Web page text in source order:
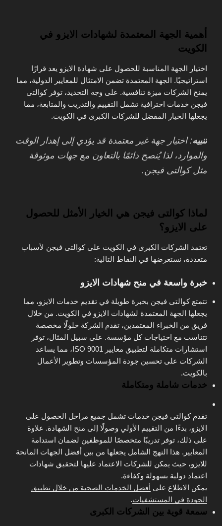
أهمية الجهة المعتمدة لشهادات الايزو في
الكويت
اختيار الجهة المناسبة للحصول على شهادة الايزو يعد قرارًا
استراتيجيًا. الجهة المعتمدة تضمن الامتثال للمعايير الدولية، مما
يمنح الشركات ميزة تنافسية. على وجه التحديد، توفر كوالتى
فيجن خدمات احترافية تشمل التقييم والتدريب والمتابعة، مما
يجعلها الخيار المفضل للشركات الكبرى في الكويت.
تنبيه: اختيار جهة غير معتمدة قد يؤدي إلى إهدار الوقت
والموارد، لذا يُنصح دائمًا بالتعاون مع جهات موثوقة
مثل كوالتى فيجن.
لماذا كوالتى فيجن هي الخيار الأمثل للحصول
على الايزو؟
تعتمد الشركات الكبرى في الكويت على كوالتى فيجن لأسباب
متعددة، نستعرضها في النقاط التالية:
خبرة واسعة في منح شهادات الايزو
تتمتع كوالتى فيجن بخبرة طويلة في تقديم خدمات الايزو، مما
يجعلها الجهة المعتمدة لشهادات الايزو في الكويت. من خلال
فريق من الخبراء المعتمدين، تقدم الشركة حلولًا مخصصة
تتناسب مع احتياجات كل مؤسسة. على سبيل المثال، توفر
استشارات متكاملة لتطبيق معايير ISO 9001، مما يساعد
الشركات على تحسين جودة المؤسسات وتطوير الأعمال
بالكويت.
خدمات شاملة ومتكاملة
تقدم كوالتى فيجن خدمات تشمل جميع مراحل الحصول على
الايزو، بدءًا من التقييم الأولي وصولًا إلى منح الشهادة. علاوة
على ذلك، توفر تدريبًا متخصصًا للموظفين لضمان استدامة
المعايير. هذا النهج الشامل يجعلها من بين أفضل الجهات المانحة
للايزو، حيث يمكن للشركات الاعتماد عليها لتحقيق شهادات
اعتماد دولية بسهولة وكفاءة.
يمكن الاطلاع على أفضل الخدمات الصحية من خلال تطبيق
الجودة في المستشفيات.
سمعة قوية بين الشركات الكبرى